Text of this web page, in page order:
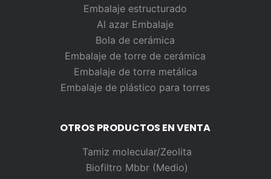
Embalaje estructurado
Al azar Embalaje
Bola de cerámica
Embalaje de torre de cerámica
Embalaje de torre metálica
Embalaje de plástico para torres
OTROS PRODUCTOS EN VENTA
Tamiz molecular/Zeolita
Biofiltro Mbbr (Medio)